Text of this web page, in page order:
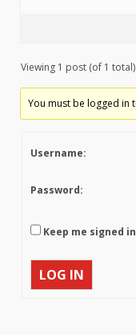
Viewing 1 post (of 1 total)
You must be logged in
Username:
Password:
Keep me signed in
LOG IN